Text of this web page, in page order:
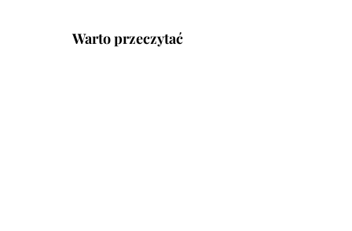
Warto przeczytać